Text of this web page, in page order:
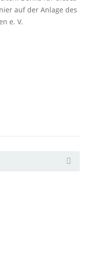
auf der Anlage des
e. V.